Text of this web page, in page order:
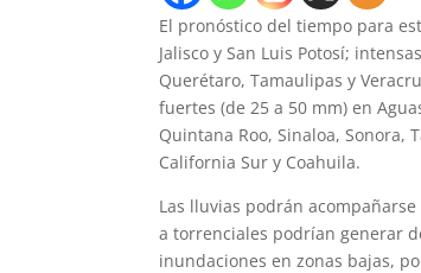
El pronóstico del tiempo para
Jalisco y San Luis Potosí;
Querétaro, Tamaulipas y
fuertes (de 25 a 50 mm) en
Quintana Roo, Sinaloa, Sonora,
California Sur y Coahuila.
Las lluvias podrán
a torrenciales podrían generar
inundaciones en zonas bajas,